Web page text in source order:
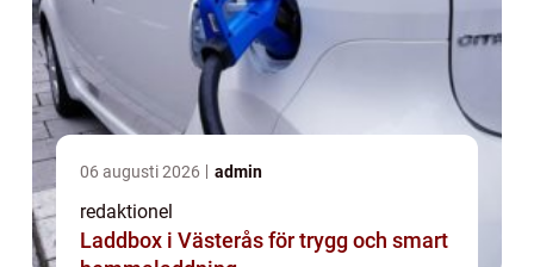
06 augusti 2026 admin
redaktionel
Laddbox i Västerås för trygg och smart